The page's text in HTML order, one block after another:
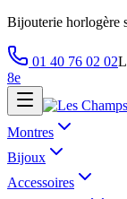
Bijouterie horlogère
01 40 76 02 02
8e
Montres
Bijoux
Accessoires